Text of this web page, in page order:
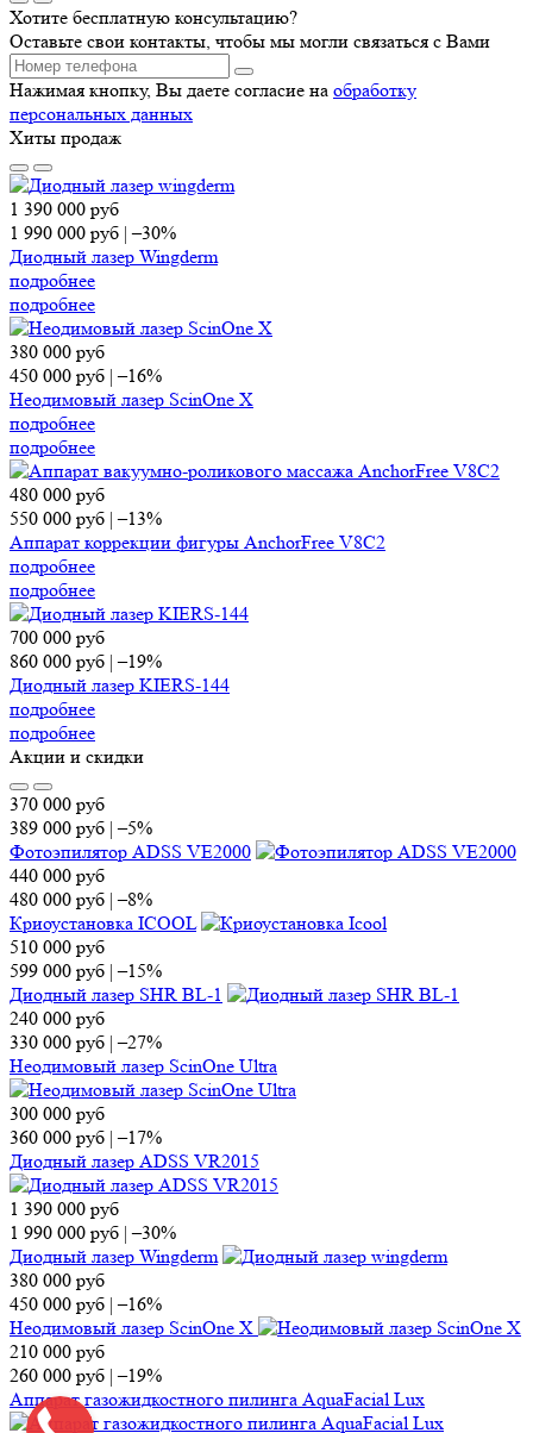
Хотите бесплатную консультацию?
Оставьте свои контакты, чтобы мы могли связаться с Вами
Нажимая кнопку, Вы даете согласие на обработку
персональных данных
Хиты продаж
1 390 000 руб
1 990 000 руб |–30%
Диодный лазер Wingderm
подробнее
подробнее
380 000 руб
450 000 руб |–16%
Неодимовый лазер ScinOne X
подробнее
подробнее
480 000 руб
550 000 руб |–13%
Аппарат коррекции фигуры AnchorFree V8C2
подробнее
подробнее
700 000 руб
860 000 руб |–19%
Диодный лазер KIERS-144
подробнее
подробнее
Акции и скидки
370 000 руб
389 000 руб |–5%
Фотоэпилятор ADSS VE2000
440 000 руб
480 000 руб |–8%
Криоустановка ICOOL
510 000 руб
599 000 руб |–15%
Диодный лазер SHR BL-1
240 000 руб
330 000 руб |–27%
Неодимовый лазер ScinOne Ultra
300 000 руб
360 000 руб |–17%
Диодный лазер ADSS VR2015
1 390 000 руб
1 990 000 руб |–30%
Диодный лазер Wingderm
380 000 руб
450 000 руб |–16%
Неодимовый лазер ScinOne X
210 000 руб
260 000 руб |–19%
Аппарат газожидкостного пилинга AquaFacial Lux